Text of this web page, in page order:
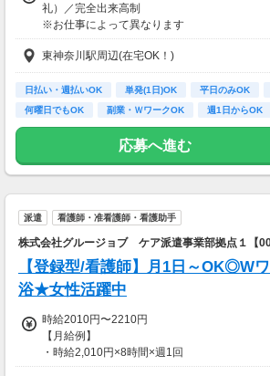
礼）／完全出来高制
※お仕事によって異なります
※アンケート回答後、内容確認・承認を経て
礼をお支払いします
【お仕事の一例】
◆ 美容サプリのお試しモニター
キレイになりながらポイントがもらえる、人気
のモニターです！
・所要時間：10～20分
・謝礼金 ：500PT（1P＝1円）＋商品提供あ
◆ コスメのお試しモニター
ュー！
美容好きにぴったりの、楽しみながらできるお
仕事です。
東神奈川駅周辺(在宅OK！)
日払い・週払いOK 単発(1日)OK 平日のみOK
何曜日でもOK
副業・ＷワークOK 週1日からOK
大学生歓迎
応募へ進む
派遣 看護師・准看護師・看護助手
株式会社グルージョブ ケア派遣事業部拠点１【
【登録型/看護師】月1日～OK◎W
浴★女性活躍中
時給2010円〜2210円
【月給例】
・時給2,010円×8時間×週1回
…月額64,320円